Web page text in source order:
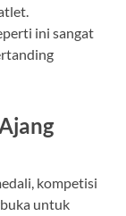
ini sangat
kompetisi
untuk